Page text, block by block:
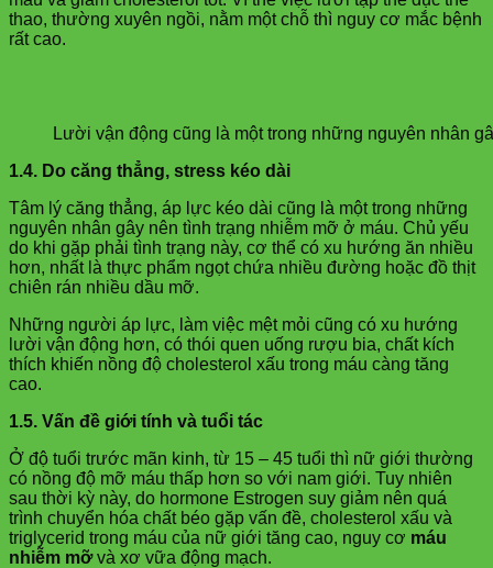
thao, thường xuyên ngồi, nằm một chỗ thì nguy cơ mắc bệnh
rất cao.
Lười vận động cũng là một trong những nguyên nhân
1.4. Do căng thẳng, stress kéo dài
Tâm lý căng thẳng, áp lực kéo dài cũng là một trong những
nguyên nhân gây nên tình trạng nhiễm mỡ ở máu. Chủ yếu
do khi gặp phải tình trạng này, cơ thể có xu hướng ăn nhiều
hơn, nhất là thực phẩm ngọt chứa nhiều đường hoặc đồ thịt
chiên rán nhiều dầu mỡ.
Những người áp lực, làm việc mệt mỏi cũng có xu hướng
lười vận động hơn, có thói quen uống rượu bia, chất kích
thích khiến nồng độ cholesterol xấu trong máu càng tăng
cao.
1.5. Vấn đề giới tính và tuổi tác
Ở độ tuổi trước mãn kinh, từ 15 – 45 tuổi thì nữ giới thường
có nồng độ mỡ máu thấp hơn so với nam giới. Tuy nhiên
sau thời kỳ này, do hormone Estrogen suy giảm nên quá
trình chuyển hóa chất béo gặp vấn đề, cholesterol xấu và
triglycerid trong máu của nữ giới tăng cao, nguy cơ máu
nhiễm mỡvà xơ vữa động mạch.